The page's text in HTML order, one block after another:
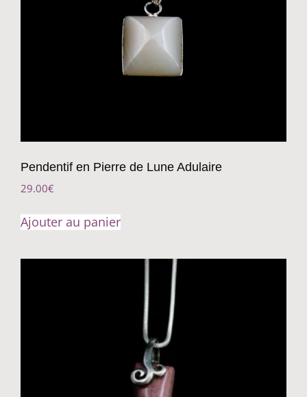
Pendentif en Pierre de Lune Adulaire
29.00€
Ajouter au panier